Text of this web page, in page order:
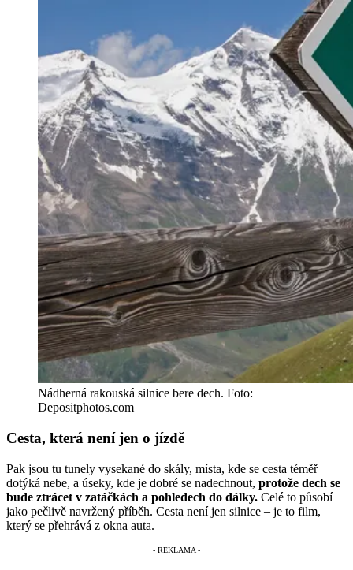
Nádherná rakouská silnice bere dech. Foto:
Depositphotos.com
Cesta, která není jen o jízdě
Pak jsou tu tunely vysekané do skály, místa, kde se cesta téměř
dotýká nebe, a úseky, kde je dobré se nadechnout, protože dech se
bude ztrácet v zatáčkách a pohledech do dálky. Celé to působí
jako pečlivě navržený příběh. Cesta není jen silnice – je to film,
který se přehrává z okna auta.